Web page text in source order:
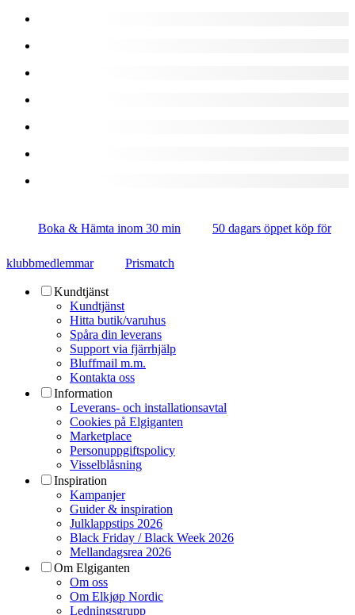
Boka & Hämta inom 30 min 50 dagars öppet köp för
klubbmedlemmar Prismatch
Kundtjänst
Kundtjänst
Hitta butik/varuhus
Spåra din leverans
Support via fjärrhjälp
Bluffmail m.m.
Kontakta oss
Information
Leverans- och installationsavtal
Cookies på Elgiganten
Marketplace
Personuppgiftspolicy
Visselblåsning
Inspiration
Kampanjer
Guider & inspiration
Julklappstips 2026
Black Friday / Black Week 2026
Mellandagsrea 2026
Om Elgiganten
Om oss
Om Elkjøp Nordic
Ledningsgrupp